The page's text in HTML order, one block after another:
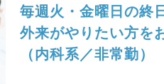
毎週火・金曜日の終
外来がやりたい方を
（内科系／非常勤）